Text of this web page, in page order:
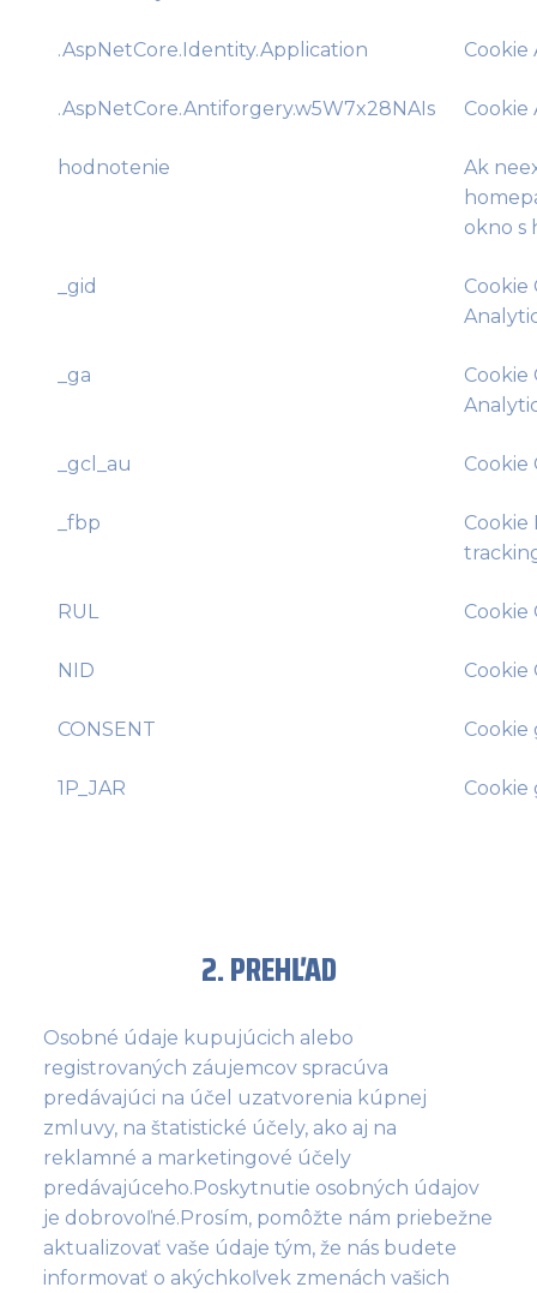
.AspNetCore.Identity.Application Cookie
.AspNetCore.Antiforgery.w5W7x28NAIs Cookie
hodnotenie
Ak
okno s
_gid
Cookie
_ga
Cookie
_gcl_au Cookie
_fbp
Cookie
RUL Cookie
NID Cookie
CONSENT Cookie
1P_JAR Cookie
2. PREHĽAD
Osobné údaje kupujúcich alebo
registrovaných záujemcov spracúva
predávajúci na účel uzatvorenia kúpnej
zmluvy, na štatistické účely, ako aj na
reklamné a marketingové účely
predávajúceho.Poskytnutie osobných údajov
je dobrovoľné.Prosím, pomôžte nám priebežne
aktualizovať vaše údaje tým, že nás budete
informovať o akýchkoľvek zmenách vašich